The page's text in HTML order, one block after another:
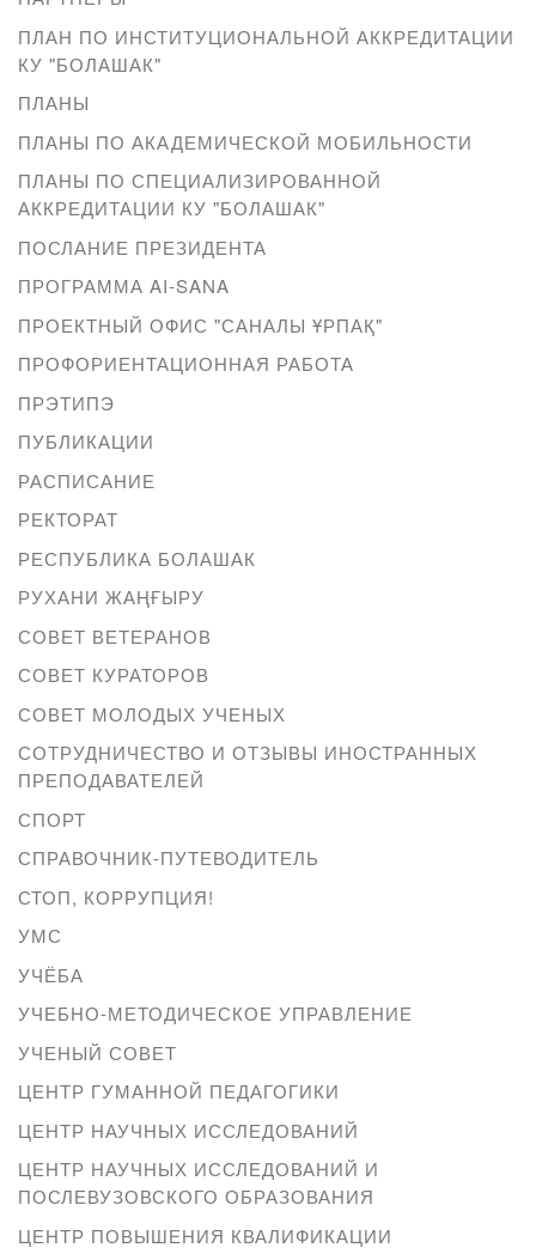
ПЛАН ПО ИНСТИТУЦИОНАЛЬНОЙ АККРЕДИТАЦИИ
КУ "БОЛАШАК"
ПЛАНЫ
ПЛАНЫ ПО АКАДЕМИЧЕСКОЙ МОБИЛЬНОСТИ
ПЛАНЫ ПО СПЕЦИАЛИЗИРОВАННОЙ
АККРЕДИТАЦИИ КУ "БОЛАШАК"
ПОСЛАНИЕ ПРЕЗИДЕНТА
ПРОГРАММА AI-SANA
ПРОЕКТНЫЙ ОФИС "САНАЛЫ ҰРПАҚ"
ПРОФОРИЕНТАЦИОННАЯ РАБОТА
ПРЭТИПЭ
ПУБЛИКАЦИИ
РАСПИСАНИЕ
РЕКТОРАТ
РЕСПУБЛИКА БОЛАШАК
РУХАНИ ЖАҢҒЫРУ
СОВЕТ ВЕТЕРАНОВ
СОВЕТ КУРАТОРОВ
СОВЕТ МОЛОДЫХ УЧЕНЫХ
СОТРУДНИЧЕСТВО И ОТЗЫВЫ ИНОСТРАННЫХ
ПРЕПОДАВАТЕЛЕЙ
СПОРТ
СПРАВОЧНИК-ПУТЕВОДИТЕЛЬ
СТОП, КОРРУПЦИЯ!
УМС
УЧЁБА
УЧЕБНО-МЕТОДИЧЕСКОЕ УПРАВЛЕНИЕ
УЧЕНЫЙ СОВЕТ
ЦЕНТР ГУМАННОЙ ПЕДАГОГИКИ
ЦЕНТР НАУЧНЫХ ИССЛЕДОВАНИЙ
ЦЕНТР НАУЧНЫХ ИССЛЕДОВАНИЙ И
ПОСЛЕВУЗОВСКОГО ОБРАЗОВАНИЯ
ЦЕНТР ПОВЫШЕНИЯ КВАЛИФИКАЦИИ